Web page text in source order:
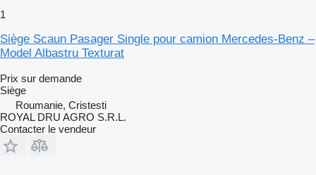
1
Siège Scaun Pasager Single pour camion Mercedes-Benz –
Model Albastru Texturat
Prix sur demande
Siège
Roumanie, Cristesti
ROYAL DRU AGRO S.R.L.
Contacter le vendeur